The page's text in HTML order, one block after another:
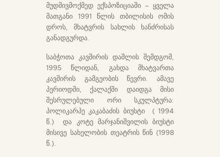
მუდმივმოქმედ ექსპოზიციაში – ყველა
მათგანი 1991 წლის თბილისის ომის
დროს, მხატვრის სახლის ხანძრისას
განადგურდა.
საბჭოთა კავშირის დაშლის შემდგომ,
1995 წლიდან, გახდა მხატვართა
კავშირის გამგეობის წევრი. ამავე
პერიოდში, ქალაქში დაიდგა მისი
შესრულებული ორი სკულპტურა:
პოლიკარპე კაკაბაძის ბიუსტი ( 1994
წ.) და კოტე მარჯანიშვილის ბიუსტი
მისივე სახელობის თეატრის წინ (1998
წ.).